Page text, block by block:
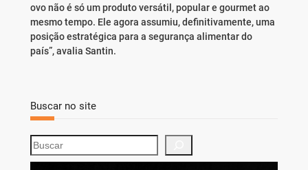
ovo não é só um produto versátil, popular e gourmet ao
mesmo tempo. Ele agora assumiu, definitivamente, uma
posição estratégica para a segurança alimentar do
país”, avalia Santin.
Buscar no site
S
e